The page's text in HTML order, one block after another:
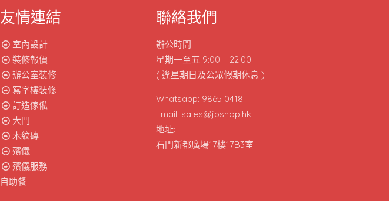
友情連結
室內設計
裝修報價
辦公室裝修
寫字樓裝修
訂造傢俬
大門
木紋磚
殯儀
殯儀服務
自助餐
聯絡我們
辦公時間:
星期一至五 9:00 – 22:00
( 逢星期日及公眾假期休息 )
Whatsapp: 9865 0418
Email: sales@jpshop.hk
地址:
石門新都廣場17樓17B3室